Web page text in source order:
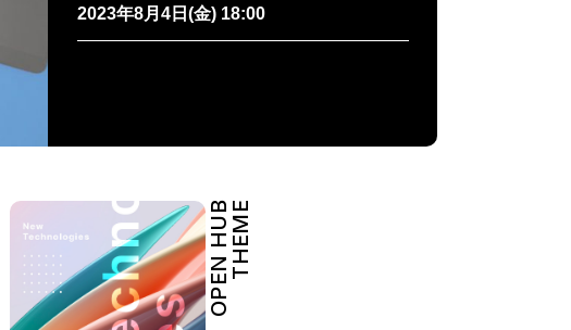
2023年8月4日(金) 18:00
OPEN HUBTHEME